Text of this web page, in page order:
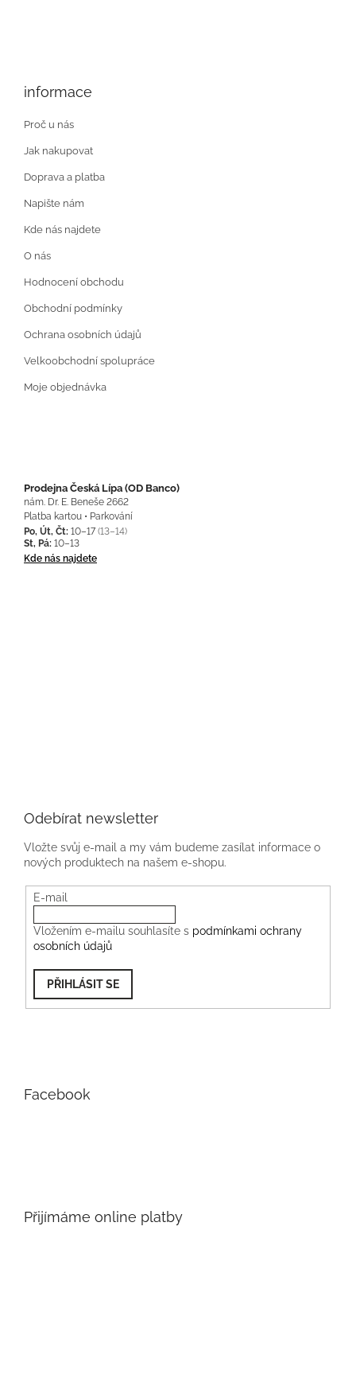
informace
Proč u nás
Jak nakupovat
Doprava a platba
Napište nám
Kde nás najdete
O nás
Hodnocení obchodu
Obchodní podmínky
Ochrana osobních údajů
Velkoobchodní spolupráce
Moje objednávka
Prodejna Česká Lípa (OD Banco)
nám. Dr. E. Beneše 2662
Platba kartou • Parkování
Po, Út, Čt: 10–17 (13–14)
St, Pá: 10–13
Kde nás najdete
Odebírat newsletter
Vložte svůj e-mail a my vám budeme zasílat informace o
nových produktech na našem e-shopu.
E-mail
Vložením e-mailu souhlasíte s podmínkami ochrany
osobních údajů
PŘIHLÁSIT SE
Facebook
Přijímáme online platby